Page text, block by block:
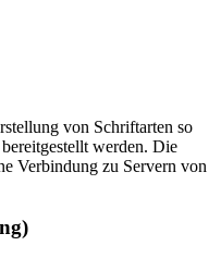
von Schriftarten so
werden. Die
Verbindung zu Servern von